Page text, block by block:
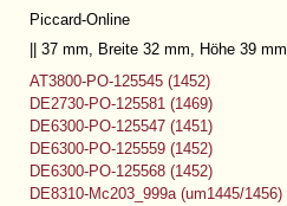
Piccard-Online
|| 37 mm, Breite 32 mm, Höhe 39 mm
AT3800-PO-125545 (1452)
DE2730-PO-125581 (1469)
DE6300-PO-125547 (1451)
DE6300-PO-125559 (1452)
DE6300-PO-125568 (1452)
DE8310-Mc203_999a (um1445/1456)